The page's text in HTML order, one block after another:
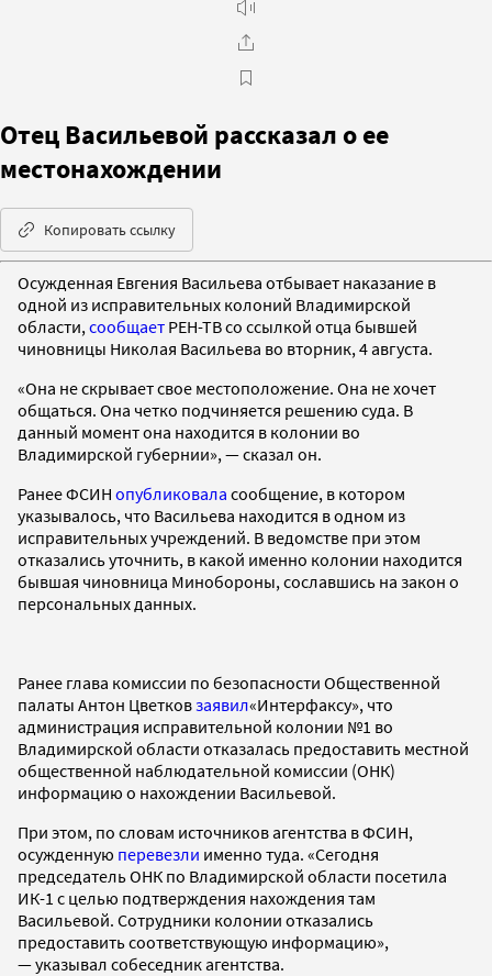
Отец Васильевой рассказал о ее
местонахождении
Копировать ссылку
Осужденная Евгения Васильева отбывает наказание в
одной из исправительных колоний Владимирской
области, сообщает РЕН-ТВ со ссылкой отца бывшей
чиновницы Николая Васильева во вторник, 4 августа.
«Она не скрывает свое местоположение. Она не хочет
общаться. Она четко подчиняется решению суда. В
данный момент она находится в колонии во
Владимирской губернии», — сказал он.
Ранее ФСИН опубликовала сообщение, в котором
указывалось, что Васильева находится в одном из
исправительных учреждений. В ведомстве при этом
отказались уточнить, в какой именно колонии находится
бывшая чиновница Минобороны, сославшись на закон о
персональных данных.
Ранее глава комиссии по безопасности Общественной
палаты Антон Цветковзаявил«Интерфаксу», что
администрация исправительной колонии №1 во
Владимирской области отказалась предоставить местной
общественной наблюдательной комиссии (ОНК)
информацию о нахождении Васильевой.
При этом, по словам источников агентства в ФСИН,
осужденную перевезли именно туда. «Сегодня
председатель ОНК по Владимирской области посетила
ИК-1 с целью подтверждения нахождения там
Васильевой. Сотрудники колонии отказались
предоставить соответствующую информацию»,
— указывал собеседник агентства.